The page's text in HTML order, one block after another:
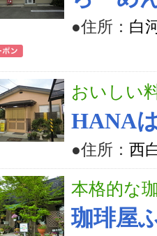
●住所： 白
おいしい
HANA
●住所： 西
本格的な
珈琲屋